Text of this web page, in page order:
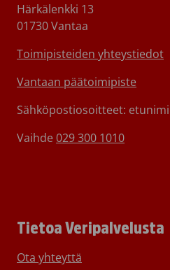
Härkälenkki 13
01730 Vantaa
Toimipisteiden yhteystiedot
Vantaan päätoimipiste
Sähköpostiosoitteet:
Vaihde 029 300 1010
Tietoa Veripalvelusta
Ota yhteyttä